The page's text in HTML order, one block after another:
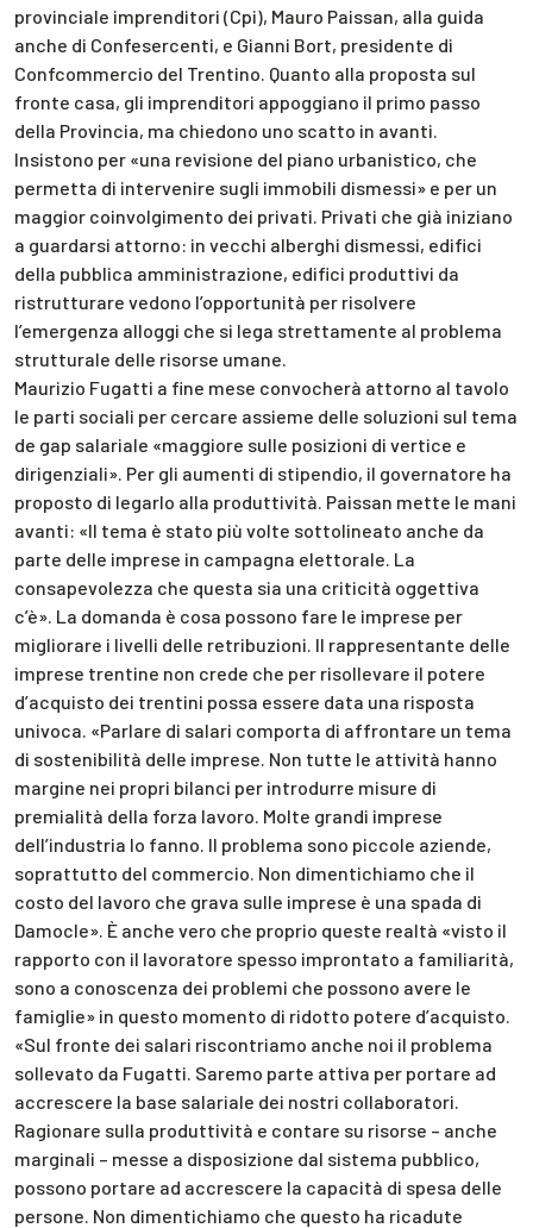
provinciale imprenditori (Cpi), Mauro Paissan, alla guida
anche di Confesercenti, e Gianni Bort, presidente di
Confcommercio del Trentino. Quanto alla proposta sul
fronte casa, gli imprenditori appoggiano il primo passo
della Provincia, ma chiedono uno scatto in avanti.
Insistono per «una revisione del piano urbanistico, che
permetta di intervenire sugli immobili dismessi» e per un
maggior coinvolgimento dei privati. Privati che già iniziano
a guardarsi attorno: in vecchi alberghi dismessi, edifici
della pubblica amministrazione, edifici produttivi da
ristrutturare vedono l’opportunità per risolvere
l’emergenza alloggi che si lega strettamente al problema
strutturale delle risorse umane.
Maurizio Fugatti a fine mese convocherà attorno al tavolo
le parti sociali per cercare assieme delle soluzioni sul tema
de gap salariale «maggiore sulle posizioni di vertice e
dirigenziali». Per gli aumenti di stipendio, il governatore ha
proposto di legarlo alla produttività. Paissan mette le mani
avanti: «Il tema è stato più volte sottolineato anche da
parte delle imprese in campagna elettorale. La
consapevolezza che questa sia una criticità oggettiva
c’è». La domanda è cosa possono fare le imprese per
migliorare i livelli delle retribuzioni. Il rappresentante delle
imprese trentine non crede che per risollevare il potere
d’acquisto dei trentini possa essere data una risposta
univoca. «Parlare di salari comporta di affrontare un tema
di sostenibilità delle imprese. Non tutte le attività hanno
margine nei propri bilanci per introdurre misure di
premialità della forza lavoro. Molte grandi imprese
dell’industria lo fanno. Il problema sono piccole aziende,
soprattutto del commercio. Non dimentichiamo che il
costo del lavoro che grava sulle imprese è una spada di
Damocle». È anche vero che proprio queste realtà «visto il
rapporto con il lavoratore spesso improntato a familiarità,
sono a conoscenza dei problemi che possono avere le
famiglie» in questo momento di ridotto potere d’acquisto.
«Sul fronte dei salari riscontriamo anche noi il problema
sollevato da Fugatti. Saremo parte attiva per portare ad
accrescere la base salariale dei nostri collaboratori.
Ragionare sulla produttività e contare su risorse – anche
marginali – messe a disposizione dal sistema pubblico,
possono portare ad accrescere la capacità di spesa delle
persone. Non dimentichiamo che questo ha ricadute